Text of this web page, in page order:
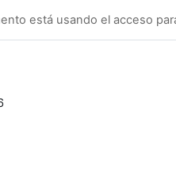
está usando el acceso